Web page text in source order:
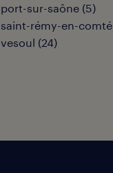
port-sur-saône (5)
saint-rémy-en-comté
vesoul (24)